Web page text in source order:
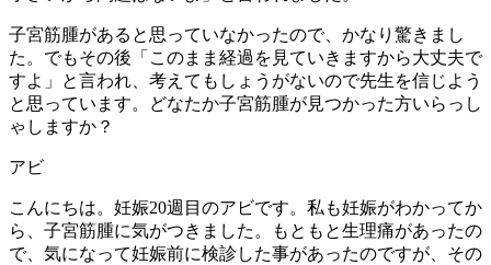
子宮筋腫があると思っていなかったので、かなり驚きまし
た。でもその後「このまま経過を見ていきますから大丈夫で
すよ」と言われ、考えてもしょうがないので先生を信じよう
と思っています。どなたか子宮筋腫が見つかった方いらっし
ゃしますか？
アビ
こんにちは。妊娠20週目のアビです。私も妊娠がわかってか
ら、子宮筋腫に気がつきました。もともと生理痛があったの
で、気になって妊娠前に検診した事があったのですが、その